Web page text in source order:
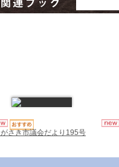
さき市議会だより195号